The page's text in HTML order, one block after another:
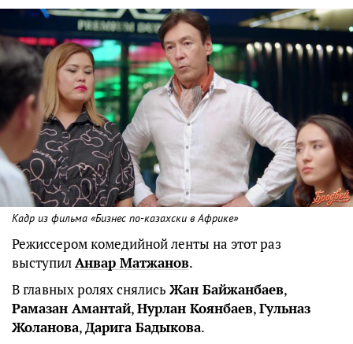
Кадр из фильма «Бизнес по-казахски в Африке»
Режиссером комедийной ленты на этот раз
выступилАнвар Матжанов.
В главных ролях снялись Жан Байжанбаев,
Рамазан Амантай,Нурлан Коянбаев,Гульназ
Жоланова,Дарига Бадыкова.